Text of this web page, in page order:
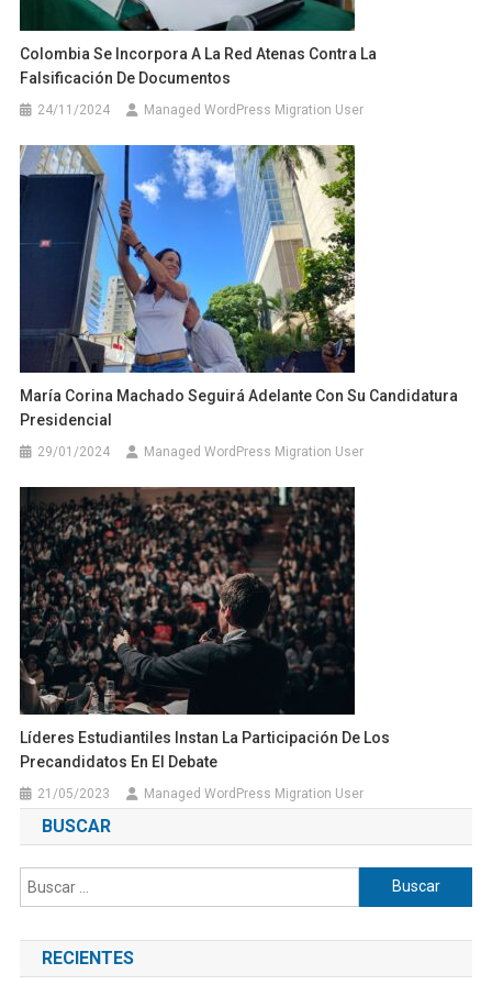
Colombia Se Incorpora A La Red Atenas Contra La
Falsificación De Documentos
24/11/2024 Managed WordPress Migration User
María Corina Machado Seguirá Adelante Con Su Candidatura
Presidencial
29/01/2024 Managed WordPress Migration User
Líderes Estudiantiles Instan La Participación De Los
Precandidatos En El Debate
21/05/2023 Managed WordPress Migration User
BUSCAR
Buscar:
RECIENTES